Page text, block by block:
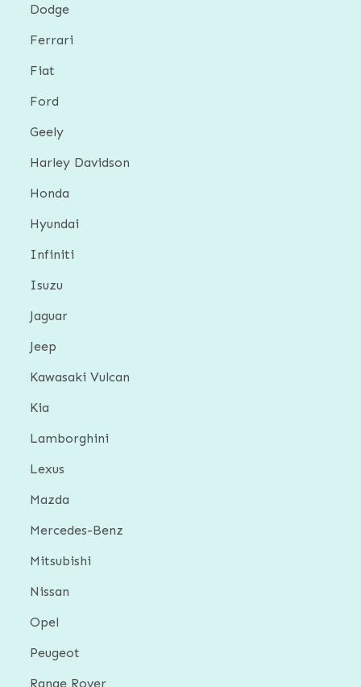
Dodge
Ferrari
Fiat
Ford
Geely
Harley Davidson
Honda
Hyundai
Infiniti
Isuzu
Jaguar
Jeep
Kawasaki Vulcan
Kia
Lamborghini
Lexus
Mazda
Mercedes-Benz
Mitsubishi
Nissan
Opel
Peugeot
Range Rover